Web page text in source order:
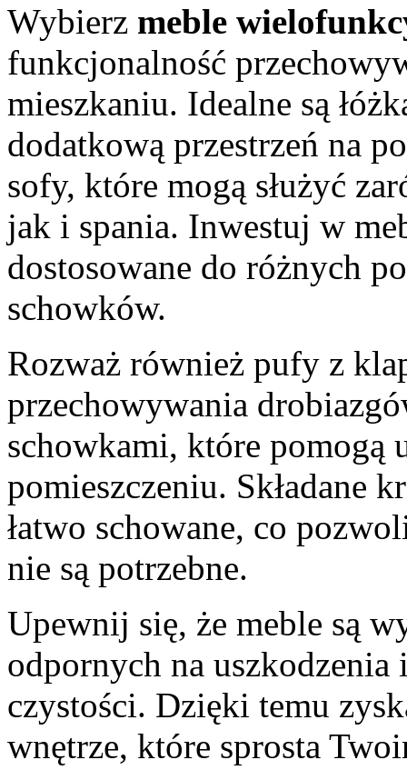
Wybierz meble
funkcjonalność
mieszkaniu. Idealne są
dodatkową przestrzeń na
sofy, które mogą służyć
jak i spania. Inwestuj w
dostosowane do różnych
schowków.
Rozważ również pufy z
przechowywania
schowkami, które pomogą
pomieszczeniu. Składane
łatwo schowane, co
nie są potrzebne.
Upewnij się, że meble są
odpornych na
czystości. Dzięki temu
wnętrze, które sprosta